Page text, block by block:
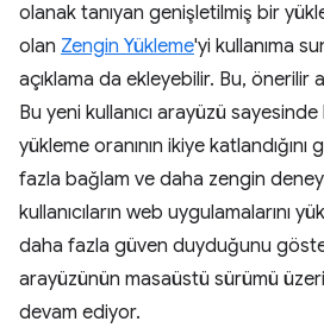
olanak tanıyan genişletilmiş bir
olan Zengin Yükleme'yi kullanıma
açıklama da ekleyebilir. Bu, önerilir
Bu yeni kullanıcı arayüzü sayesinde
yükleme oranının ikiye
fazla bağlam ve daha zengin
kullanıcıların web uygulamalarını
daha fazla güven duyduğunu
arayüzünün masaüstü sürümü
devam ediyor.